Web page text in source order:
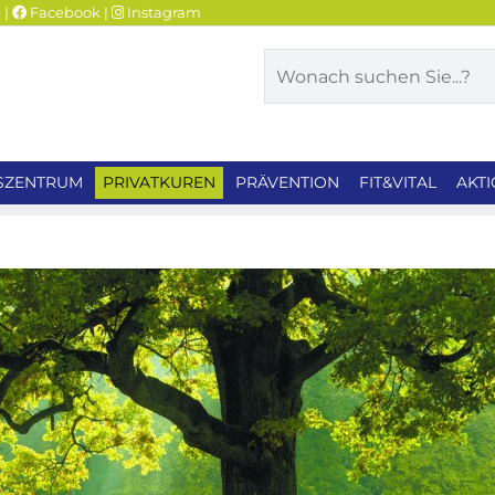
| Facebook | Instagram
PRIVATKUREN PRÄVENTION FIT&VITAL